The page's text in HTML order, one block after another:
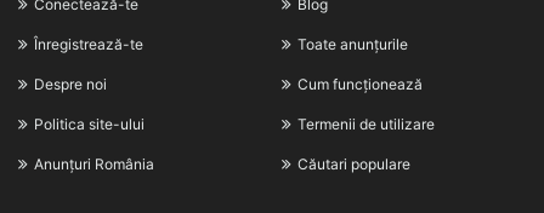
Conectează-te
Înregistrează-te
Despre noi
Politica site-ului
Anunțuri România
Blog
Toate anunțurile
Cum funcționează
Termenii de utilizare
Căutari populare